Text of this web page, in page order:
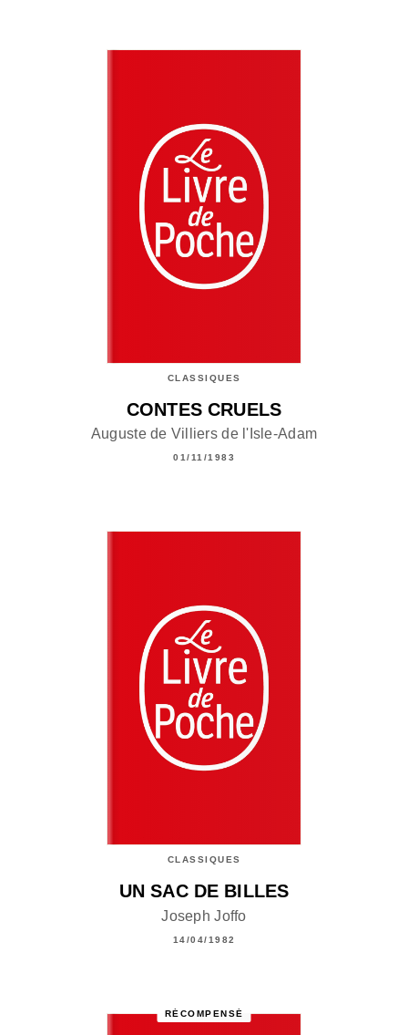
CLASSIQUES
CONTES CRUELS
Auguste de Villiers de l'Isle-Adam
01/11/1983
CLASSIQUES
UN SAC DE BILLES
Joseph Joffo
14/04/1982
RÉCOMPENSÉ